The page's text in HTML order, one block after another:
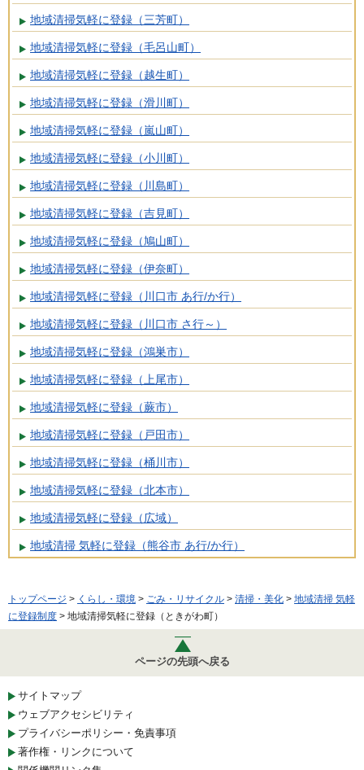
地域清掃気軽に登録（三芳町）
地域清掃気軽に登録（毛呂山町）
地域清掃気軽に登録（越生町）
地域清掃気軽に登録（滑川町）
地域清掃気軽に登録（嵐山町）
地域清掃気軽に登録（小川町）
地域清掃気軽に登録（川島町）
地域清掃気軽に登録（吉見町）
地域清掃気軽に登録（鳩山町）
地域清掃気軽に登録（伊奈町）
地域清掃気軽に登録（川口市 あ行/か行）
地域清掃気軽に登録（川口市 さ行～）
地域清掃気軽に登録（鴻巣市）
地域清掃気軽に登録（上尾市）
地域清掃気軽に登録（蕨市）
地域清掃気軽に登録（戸田市）
地域清掃気軽に登録（桶川市）
地域清掃気軽に登録（北本市）
地域清掃気軽に登録（広域）
地域清掃 気軽に登録（熊谷市 あ行/か行）
トップページ > くらし・環境 > ごみ・リサイクル > 清掃・美化 > 地域清掃 気軽
に登録制度 > 地域清掃気軽に登録（ときがわ町）
ページの先頭へ戻る
サイトマップ
ウェブアクセシビリティ
プライバシーポリシー・免責事項
著作権・リンクについて